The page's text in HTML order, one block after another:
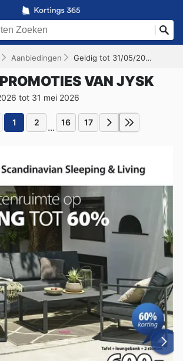
Aanbiedingen Geldig tot 31/05/2026
VAN JYSK
tot 31 mei 2026
1 2 ... 16 17